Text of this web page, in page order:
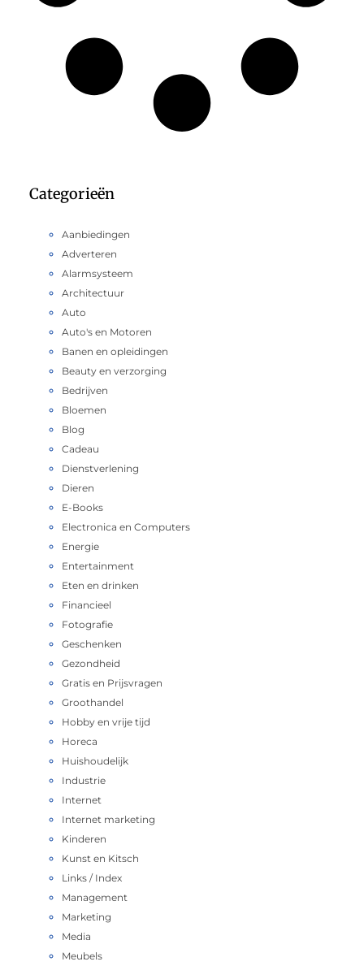
Categorieën
Aanbiedingen
Adverteren
Alarmsysteem
Architectuur
Auto
Auto's en Motoren
Banen en opleidingen
Beauty en verzorging
Bedrijven
Bloemen
Blog
Cadeau
Dienstverlening
Dieren
E-Books
Electronica en Computers
Energie
Entertainment
Eten en drinken
Financieel
Fotografie
Geschenken
Gezondheid
Gratis en Prijsvragen
Groothandel
Hobby en vrije tijd
Horeca
Huishoudelijk
Industrie
Internet
Internet marketing
Kinderen
Kunst en Kitsch
Links / Index
Management
Marketing
Media
Meubels